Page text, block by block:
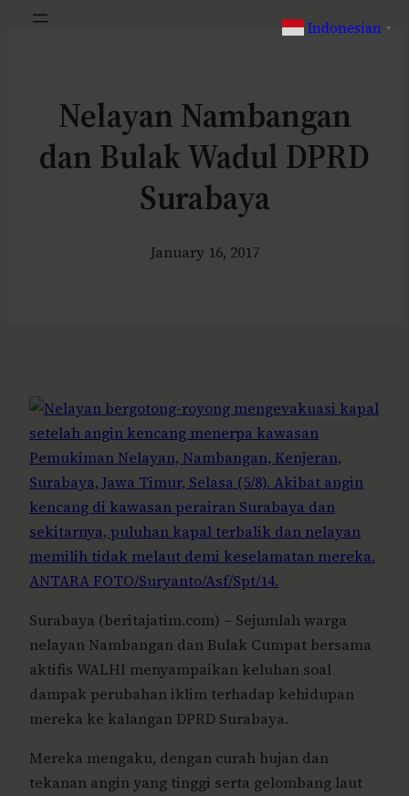
Nelayan Nambangan
dan Bulak Wadul DPRD
Surabaya
January 16, 2017
Surabaya (beritajatim.com) – Sejumlah warga
nelayan Nambangan dan Bulak Cumpat bersama
aktifis WALHI menyampaikan keluhan soal
dampak perubahan iklim terhadap kehidupan
mereka ke kalangan DPRD Surabaya.
Mereka mengaku, dengan curah hujan dan
tekanan angin yang tinggi serta gelombang laut
Indonesian ▼